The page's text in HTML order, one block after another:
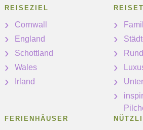
REISEZIEL
Cornwall
England
Schottland
Wales
Irland
FERIENHÄUSER